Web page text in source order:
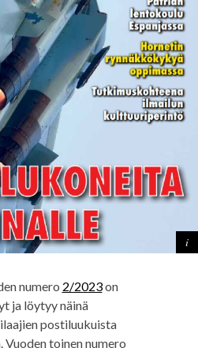
numero 2/2023on
ja löytyy näinä
postiluukuista
toinen numero